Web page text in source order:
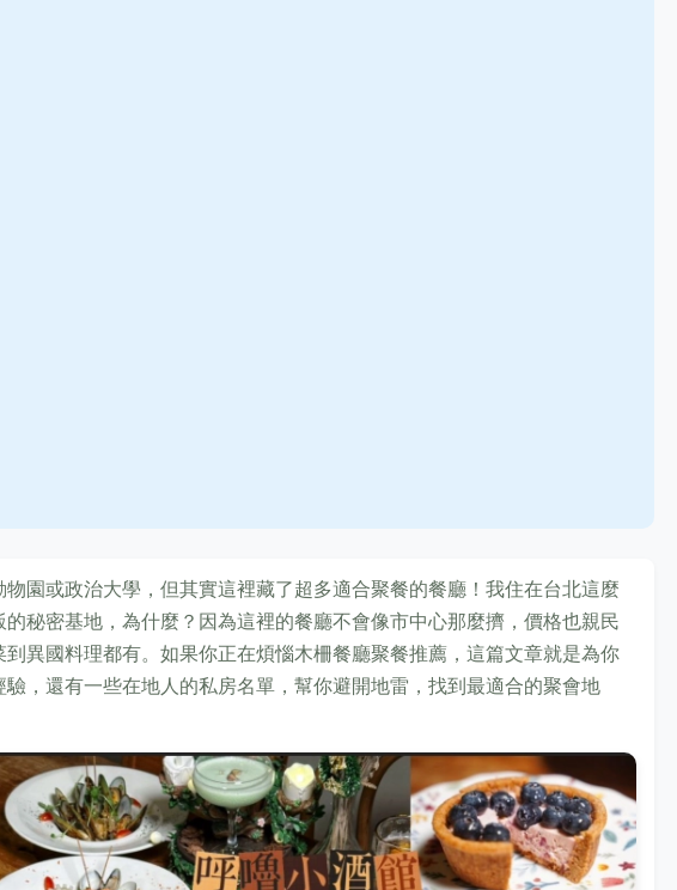
園或政治大學，但其實這裡藏了超多適合聚餐的餐廳！我住在台北這麼
秘密基地，為什麼？因為這裡的餐廳不會像市中心那麼擠，價格也親民
異國料理都有。如果你正在煩惱木柵餐廳聚餐推薦，這篇文章就是為你
，還有一些在地人的私房名單，幫你避開地雷，找到最適合的聚會地